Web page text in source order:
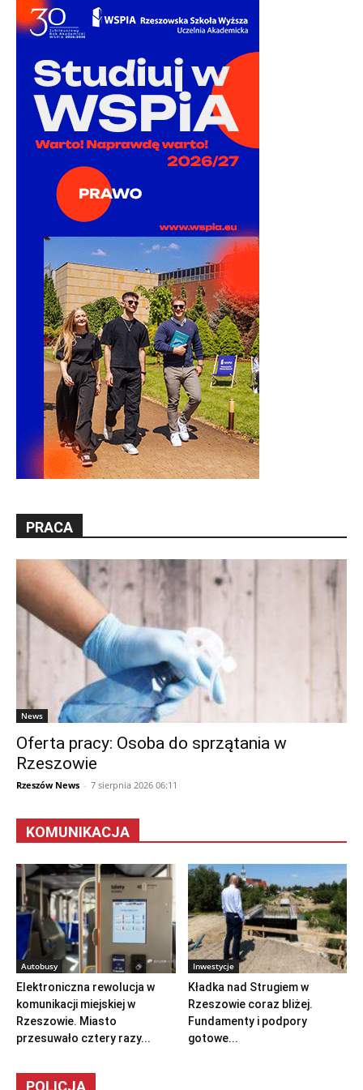
PRACA
News
Oferta pracy: Osoba do sprzątania w
Rzeszowie
Rzeszów News - 7 sierpnia 2026 06:11
KOMUNIKACJA
Autobusy
Elektroniczna rewolucja w
komunikacji miejskiej w
Rzeszowie. Miasto
przesuwało cztery razy...
Inwestycje
Kładka nad Strugiem w
Rzeszowie coraz bliżej.
Fundamenty i podpory
gotowe...
POLICJA